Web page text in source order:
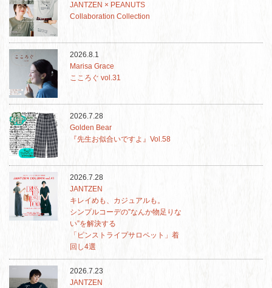
JANTZEN × PEANUTS
Collaboration Collection
2026.8.1
Marisa Grace
こころぐ vol.31
2026.7.28
Golden Bear
『先生お似合いですよ』Vol.58
2026.7.28
JANTZEN
キレイめも、カジュアルも。
シンプルコーデの”なんか物足りな
い”を解決する
「ピンストライプサロペット」着
回し4選
2026.7.23
JANTZEN